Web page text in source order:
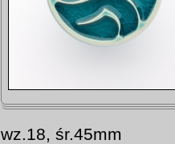
wz.18, śr.45mm